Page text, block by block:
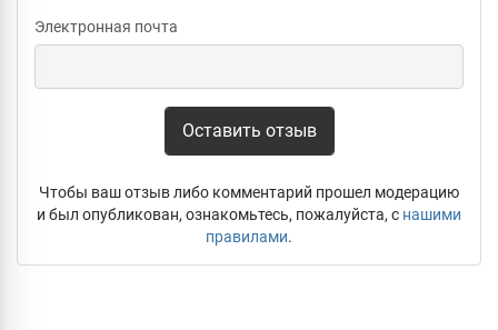
Электронная почта
Оставить отзыв
Чтобы ваш отзыв либо комментарий прошел модерацию
и был опубликован, ознакомьтесь, пожалуйста, с нашими
правилами.